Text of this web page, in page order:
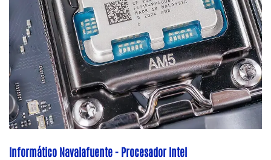
Informático Navalafuente - Procesador Intel